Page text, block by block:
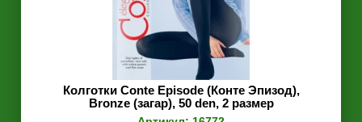
Колготки Conte Episode (Конте Эпизод),
Bronze (загар), 50 den, 2 размер